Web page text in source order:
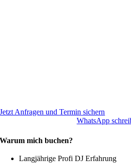
Jetzt Anfragen und Termin sichern
WhatsApp
Warum mich buchen?
Langjährige Profi DJ Erfahrung